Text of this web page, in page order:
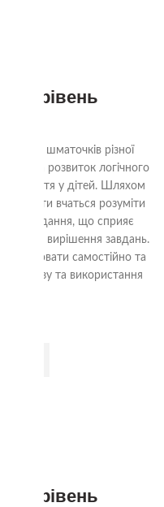
3 рівень
шматочків різної
на розвиток логічного
у дітей. Шляхом
діти вчаться розуміти
складання, що сприяє
вирішення завдань.
працювати самостійно та
аналізу та використання
2 рівень